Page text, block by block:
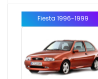
Fiesta 1996-1999